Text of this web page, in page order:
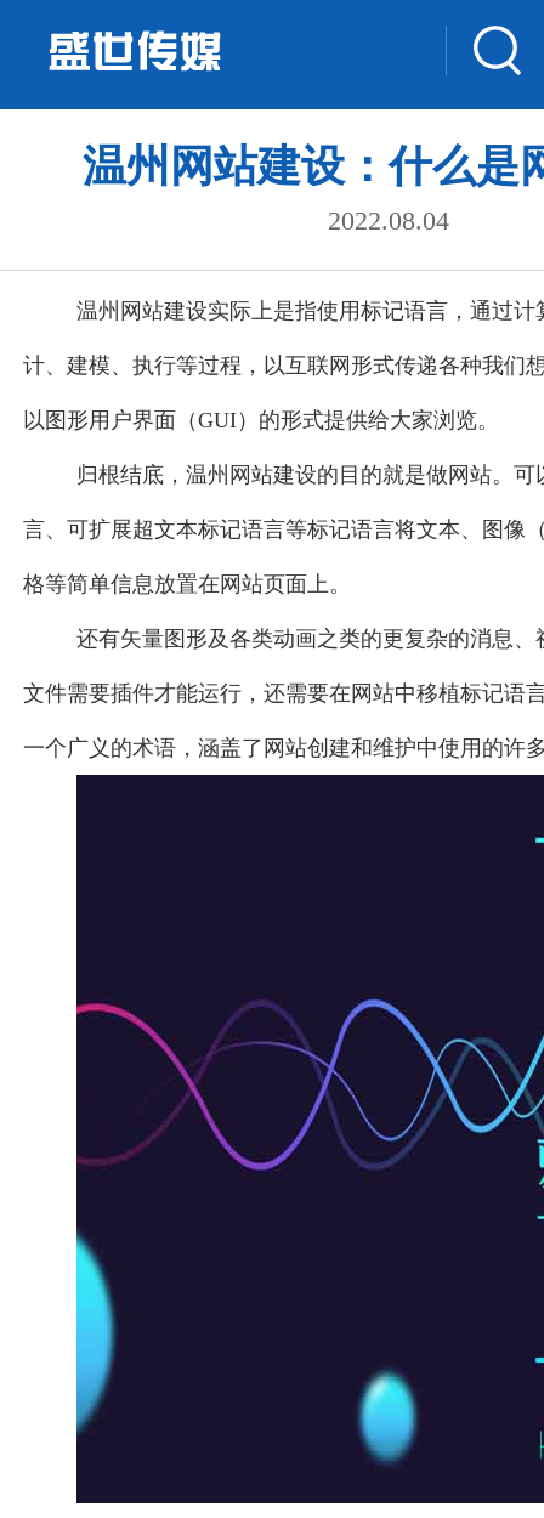
温州网站建设：什么是
2022.08.04
温州网站建设实际上是指使用标记语言，通过
计、建模、执行等过程，以互联网形式传递各种我们
以图形用户界面（GUI）的形式提供给大家浏览。
归根结底，温州网站建设的目的就是做网站。
言、可扩展超文本标记语言等标记语言将文本、图像
格等简单信息放置在网站页面上。
还有矢量图形及各类动画之类的更复杂的消息
文件需要插件才能运行，还需要在网站中移植标记语
一个广义的术语，涵盖了网站创建和维护中使用的许